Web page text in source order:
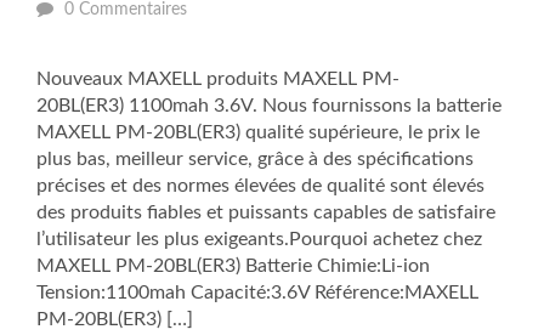
0 Commentaires
Nouveaux MAXELL produits MAXELL PM-
20BL(ER3) 1100mah 3.6V. Nous fournissons la batterie
MAXELL PM-20BL(ER3) qualité supérieure, le prix le
plus bas, meilleur service, grâce à des spécifications
précises et des normes élevées de qualité sont élevés
des produits fiables et puissants capables de satisfaire
l’utilisateur les plus exigeants.Pourquoi achetez chez
MAXELL PM-20BL(ER3) Batterie Chimie:Li-ion
Tension:1100mah Capacité:3.6V Référence:MAXELL
PM-20BL(ER3) […]